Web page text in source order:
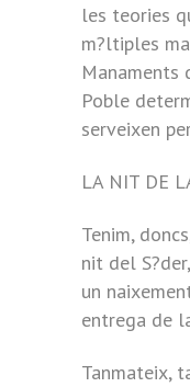
les teories
m?ltiples
Manaments
Poble
serveixen
LA NIT DE
Tenim,
nit del
un
entrega de
Tanmateix,